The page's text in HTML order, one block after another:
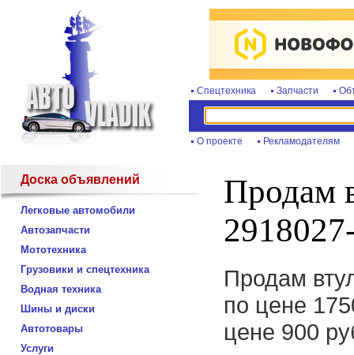
Спецтехника Запчасти
О проекте Рекламодателям
Доска объявлений
Легковые автомобили
Автозапчасти
Мототехника
Грузовики и спецтехника
Водная техника
Шины и диски
Автотовары
Услуги
Продам
Продам
по цене
цене 900